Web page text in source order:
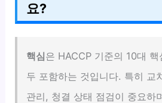
요?
핵심은 HACCP 기준의 10대 핵
두 포함하는 것입니다. 특히 교
관리, 청결 상태 점검이 중요하